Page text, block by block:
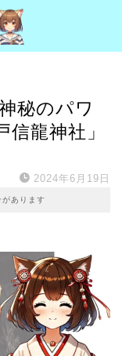
秘のパワ
龍神社」
2024年6月19日
あります